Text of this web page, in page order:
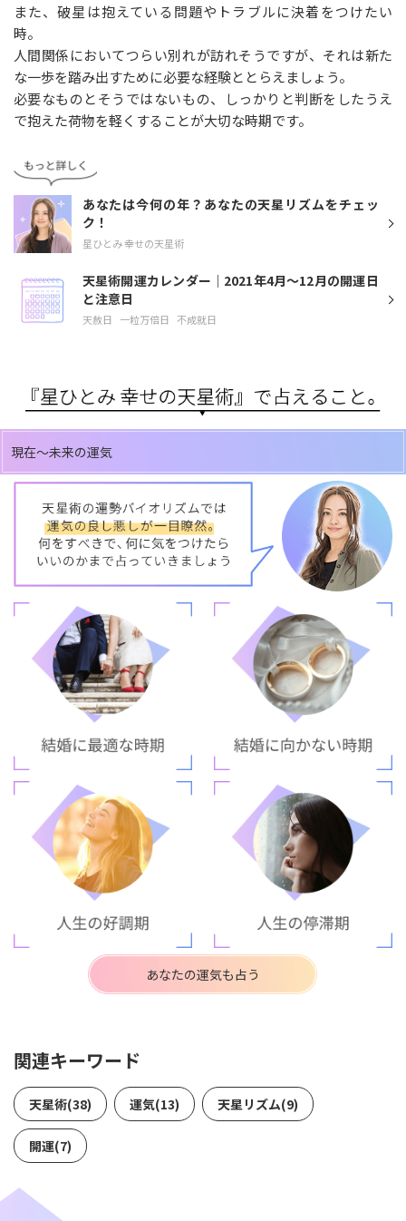
また、破星は抱えている問題やトラブルに決着をつけたい
時。
人間関係においてつらい別れが訪れそうですが、それは新た
な一歩を踏み出すために必要な経験ととらえましょう。
必要なものとそうではないもの、しっかりと判断をしたうえ
で抱えた荷物を軽くすることが大切な時期です。
あなたは今何の年？あなたの天星リズムをチェッ
ク！
星ひとみ 幸せの天星術
天星術開運カレンダー｜2021年4月〜12月の開運日
と注意日
天赦日 一粒万倍日 不成就日
現在～未来の運気
あなたの運気も占う
関連キーワード
天星術(38) 運気(13) 天星リズム(9)
開運(7)